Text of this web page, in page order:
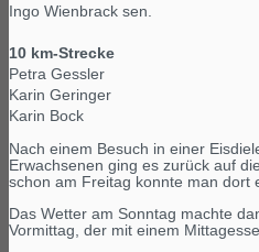
Ingo Wienbrack sen.
10 km-Strecke
Petra Gessler
Karin Geringer
Karin Bock
Nach einem Besuch in einer
Erwachsenen ging es zurück auf
schon am Freitag konnte man dort
Das Wetter am Sonntag machte
Vormittag, der mit einem